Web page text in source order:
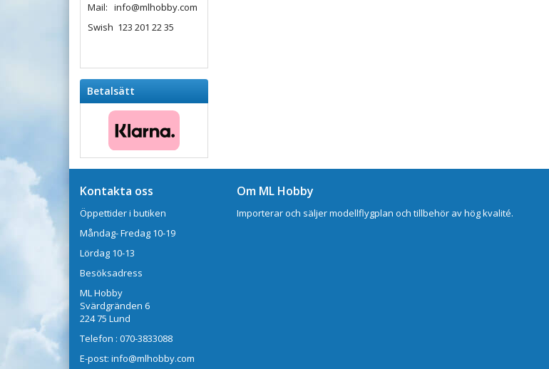
Mail: info@mlhobby.com
Swish 123 201 22 35
Betalsätt
Kontakta oss
Öppettider i butiken
Måndag- Fredag 10-19
Lördag 10-13
Besöksadress
ML Hobby
Svärdgränden 6
224 75 Lund
Telefon : 070-3833088
E-post: info@mlhobby.com
Om ML Hobby
Importerar och säljer modellflygplan och tillbehör av hög kvalité.